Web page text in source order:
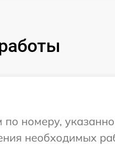
номеру,
необходимых